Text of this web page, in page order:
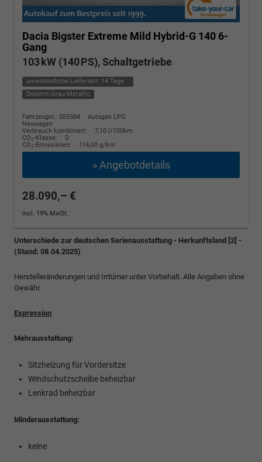
Dacia Bigster Extreme Mild Hybrid-G 140 6-
Gang
103 kW (140 PS), Schaltgetriebe
unverbindliche Lieferzeit: 14 Tage
Dolomit-Grau Metallic
Fahrzeugnr.: 505584
Autogas LPG
Neuwagen
Verbrauch kombiniert:
7,10 l/100km
CO2-Klasse:
D
CO2-Emissionen: 116,00 g/km
» Angebotdetails
28.090,– €
incl. 19% MwSt.
Unterschiede zur deutschen Serienausstattung - Herkunftsland [2] -
(Stand: 08.04.2025)
Herstelleränderungen und Irrtümer unter Vorbehalt. Alle Angaben ohne
Gewähr.
Expression
Mehrausstattung:
Sitzheizung für Vordersitze
Windschutzscheibe beheizbar
Lenkrad beheizbar
Minderausstattung:
keine